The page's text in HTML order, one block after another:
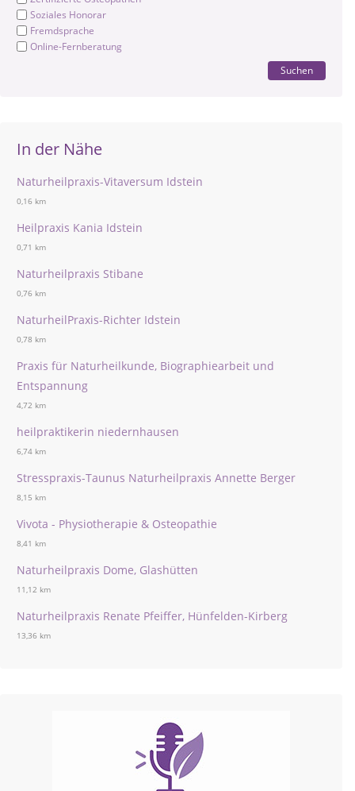
Soziales Honorar
Fremdsprache
Online-Fernberatung
Suchen
In der Nähe
Naturheilpraxis-Vitaversum Idstein
0,16 km
Heilpraxis Kania Idstein
0,71 km
Naturheilpraxis Stibane
0,76 km
NaturheilPraxis-Richter Idstein
0,78 km
Praxis für Naturheilkunde, Biographiearbeit und
Entspannung
4,72 km
heilpraktikerin niedernhausen
6,74 km
Stresspraxis-Taunus Naturheilpraxis Annette Berger
8,15 km
Vivota - Physiotherapie & Osteopathie
8,41 km
Naturheilpraxis Dome, Glashütten
11,12 km
Naturheilpraxis Renate Pfeiffer, Hünfelden-Kirberg
13,36 km